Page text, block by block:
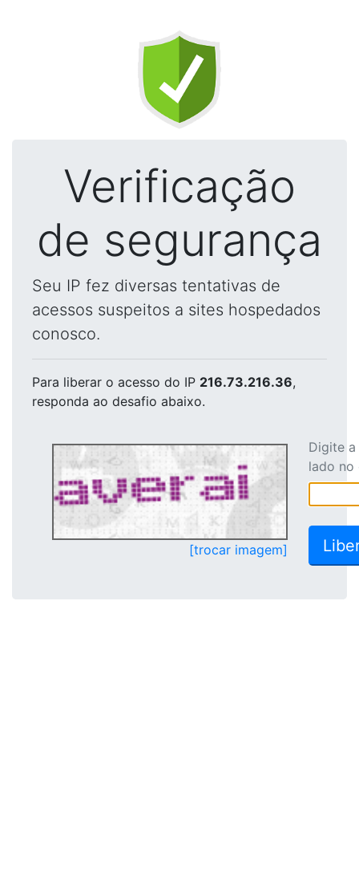
Verificação
de segurança
Seu IP fez diversas tentativas de
acessos suspeitos a sites hospedados
conosco.
Para liberar o acesso do IP 216.73.216.36,
responda ao desafio abaixo.
[trocar imagem]
Digite
lado no